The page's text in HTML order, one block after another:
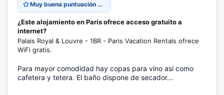
Muy buena puntuación 8,6
¿Este alojamiento en París ofrece acceso gratuito a
internet?
Palais Royal & Louvre - 1BR - Paris Vacation Rentals ofrece
WiFi gratis.
Para mayor comodidad hay copas para vino así como
cafetera y tetera. El baño dispone de secador...